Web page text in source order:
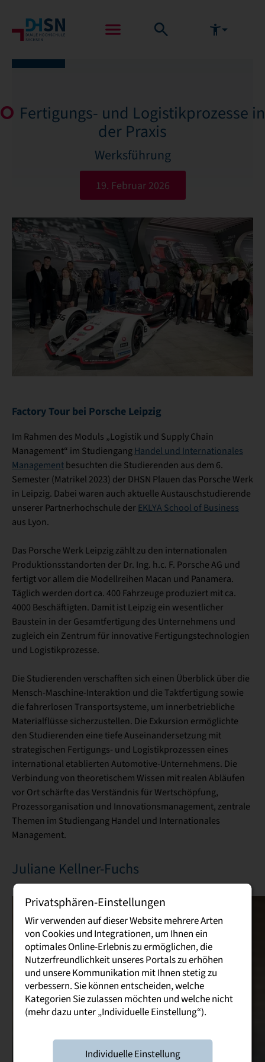
Fertigungs- und Logistikprozesse in
der Praxis
Werksführung
19. Februar 2026
Factory Tour bei Porsche Leipzig
Im Rahmen des Moduls „Logistik und Supply Chain
Management“ im Studiengang Handel und Internationales
Management besuchten die Studierenden aus dem 6.
Semester (Matrikel 2023) der DHSN Plauen das Porsche Werk
in Leipzig. Dabei waren auch aktuelle Austauschstudierende
unserer Partnerhochschule der EKLYA School of Business
aus Lyon.
Das Porsche Werk Leipzig zählt zu den internationalen
Produktionsstandorten der Dr. Ing. h.c. F. Porsche AG und
fertigt vor allem die Modellreihen Macan und Panamera.
Täglich werden dort ca. 400 Fahrzeuge produziert mit ca.
4000 Beschäftigten. Damit ist Leipzig ein wesentlicher
Baustein in der Gesamtfertigung des Unternehmens und
zugleich ein Zentrum für innovative Fertigungstechnologien
und Logistikprozesse.
Die Studierenden verschafften sich einen Überblick über die
Mensch-Maschine-Interaktion und die Taktfertigung sowie
die fahrerlosen Transportsysteme, um innerbetriebliche
Materialflüsse sicherzustellen. Die Exkursion ermöglichte
den Studierenden eine tiefe Auseinandersetzung mit
strategischen Fertigungs- und Logistikprozessen eines
international etablierten Automotive-Unternehmens. Die
Verbindung von theoretischem Wissen mit realen Abläufen
vor Ort schärfte das Verständnis für Wertschöpfung,
Prozessorganisation und Innovationsmanagement, zentrale
Themen im Studiengang Handel und Internationales
Management.
Juliane Kellner-Fuchs
Prof. Dr.
Privatsphären-Einstellungen
Wir verwenden auf dieser Website mehrere Arten
von Cookies und Integrationen, um Ihnen ein
optimales Online-Erlebnis zu ermöglichen, die
Nutzerfreundlichkeit unseres Portals zu erhöhen
und unsere Kommunikation mit Ihnen stetig zu
verbessern. Sie können entscheiden, welche
Kategorien Sie zulassen möchten und welche nicht
(mehr dazu unter „Individuelle Einstellung“).
Individuelle Einstellung